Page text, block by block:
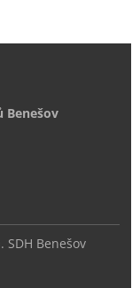
Benešov
Benešov